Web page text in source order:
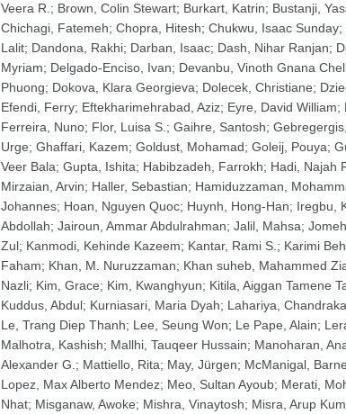
Veera R. ; Brown, Colin Stewart; Burkart, Katrin; Bustanji,
Chichagi, Fatemeh; Chopra, Hitesh; Chukwu, Isaac Sunday;
Lalit; Dandona, Rakhi; Darban, Isaac; Dash, Nihar Ranjan;
Myriam; Delgado-Enciso, Ivan; Devanbu, Vinoth Gnana
Phuong; Dokova, Klara Georgieva; Dolecek, Christiane;
Efendi, Ferry; Eftekharimehrabad, Aziz; Eyre, David William;
Ferreira, Nuno; Flor, Luisa S. ; Gaihre, Santosh;
Urge; Ghaffari, Kazem; Goldust, Mohamad; Goleij, Pouya;
Veer Bala; Gupta, Ishita; Habibzadeh, Farrokh; Hadi, Najah
Mirzaian, Arvin; Haller, Sebastian; Hamiduzzaman,
Johannes; Hoan, Nguyen Quoc; Huynh, Hong-Han; Iregbu,
Abdollah; Jairoun, Ammar Abdulrahman; Jalil, Mahsa;
Zul; Kanmodi, Kehinde Kazeem; Kantar, Rami S. ; Karimi
Faham; Khan, M. Nuruzzaman; Khan suheb, Mahammed
Nazli; Kim, Grace; Kim, Kwanghyun; Kitila, Aiggan Tamene
Kuddus, Abdul; Kurniasari, Maria Dyah; Lahariya,
Le, Trang Diep Thanh; Lee, Seung Won; Le Pape, Alain;
Malhotra, Kashish; Mallhi, Tauqeer Hussain; Manoharan,
Alexander G. ; Mattiello, Rita; May, Jürgen; McManigal,
Lopez, Max Alberto Mendez; Meo, Sultan Ayoub; Merati,
Nhat; Misganaw, Awoke; Mishra, Vinaytosh; Misra, Arup